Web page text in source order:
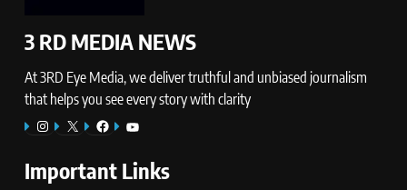
3 RD MEDIA NEWS
At 3RD Eye Media, we deliver truthful and unbiased journalism
that helps you see every story with clarity
Instagram
X Facebook
YouTube
Important Links